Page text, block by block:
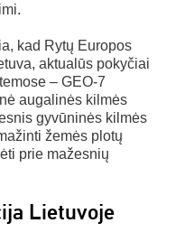
kad Rytų Europos
aktualūs pokyčiai
– GEO-7
augalinės kilmės
gyvūninės kilmės
žemės plotų
prie mažesnių
Lietuvoje